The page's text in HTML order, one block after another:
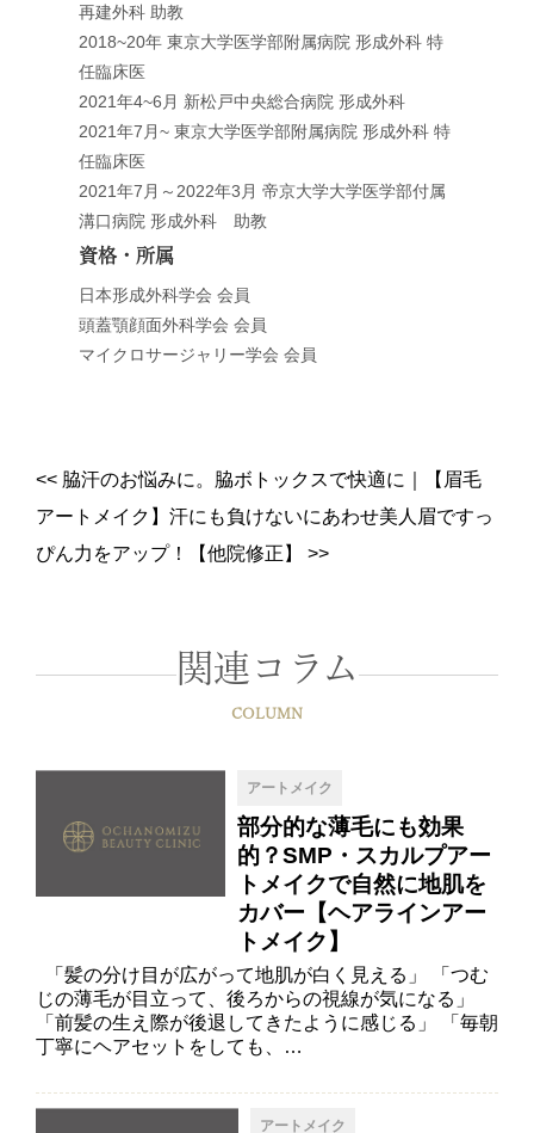
再建外科 助教
2018~20年 東京大学医学部附属病院 形成外科 特
任臨床医
2021年4~6月 新松戸中央総合病院 形成外科
2021年7月~ 東京大学医学部附属病院 形成外科 特
任臨床医
2021年7月～2022年3月 帝京大学大学医学部付属
溝口病院 形成外科 助教
資格・所属
日本形成外科学会 会員
頭蓋顎顔面外科学会 会員
マイクロサージャリー学会 会員
<<脇汗のお悩みに。脇ボトックスで快適に
【眉毛
アートメイク】汗にも負けないにあわせ美人眉ですっ
ぴん力をアップ！【他院修正】 >>
関連コラム
COLUMN
アートメイク
部分的な薄毛にも効果
的？SMP・スカルプアー
トメイクで自然に地肌を
カバー【ヘアラインアー
トメイク】
「髪の分け目が広がって地肌が白く見える」 「つむ
じの薄毛が目立って、後ろからの視線が気になる」
「前髪の生え際が後退してきたように感じる」 「毎朝
丁寧にヘアセットをしても、…
アートメイク